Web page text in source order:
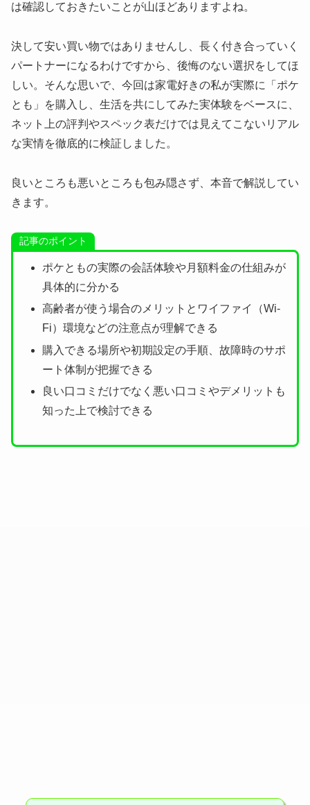
は確認しておきたいことが山ほどありますよね。
決して安い買い物ではありませんし、長く付き合っていく
パートナーになるわけですから、後悔のない選択をしてほ
しい。そんな思いで、今回は家電好きの私が実際に「ポケ
とも」を購入し、生活を共にしてみた実体験をベースに、
ネット上の評判やスペック表だけでは見えてこないリアル
な実情を徹底的に検証しました。
良いところも悪いところも包み隠さず、本音で解説してい
きます。
記事のポイント
ポケともの実際の会話体験や月額料金の仕組みが
具体的に分かる
高齢者が使う場合のメリットとワイファイ（Wi-
Fi）環境などの注意点が理解できる
購入できる場所や初期設定の手順、故障時のサポ
ート体制が把握できる
良い口コミだけでなく悪い口コミやデメリットも
知った上で検討できる